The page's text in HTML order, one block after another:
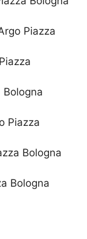
Piazza
Bologna
Piazza
Bologna
Bologna